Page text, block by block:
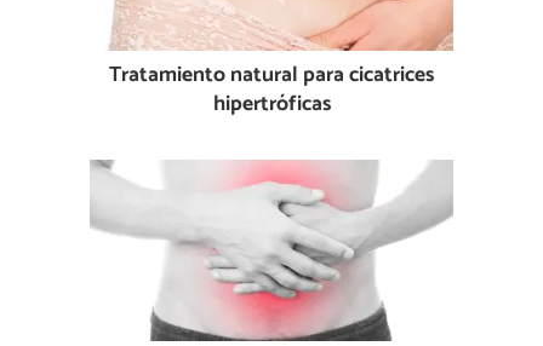
Tratamiento natural para cicatrices
hipertróficas